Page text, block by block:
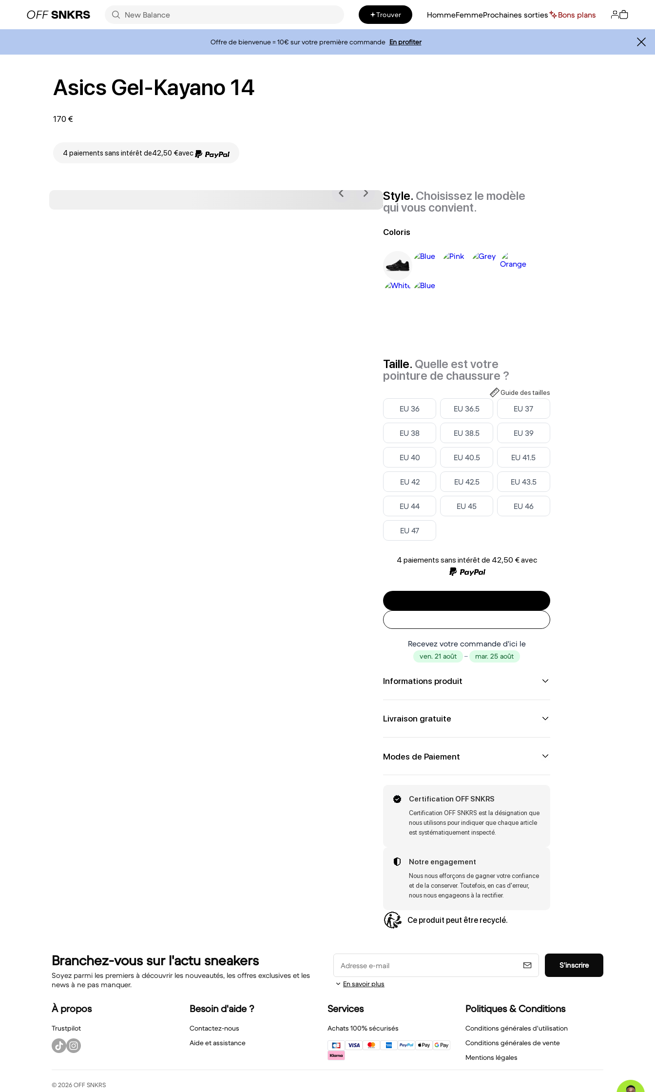
Trouver HommeFemmeProchaines sorties Bons plans
Offre de bienvenue = 10€ sur votre première commande En profiter
Asics Gel-Kayano 14
170 €
4 paiements sans intérêt de42,50 €avec
Style. Choisissez le modèle
qui vous convient.
Coloris
Taille. Quelle est votre
pointure de chaussure ?
Guide des tailles
Select ‎
EU 36 Select ‎
EU 36.5 Select ‎
EU 37
Select ‎
EU 38 Select ‎
EU 38.5 Select ‎
EU 39
Select ‎
EU 40 Select ‎
EU 40.5 Select ‎
EU 41.5
Select ‎
EU 42 Select ‎
EU 42.5 Select ‎
EU 43.5
Select ‎
EU 44 Select ‎
EU 45 Select ‎
EU 46
Select ‎
EU 47
4 paiements sans intérêt de 42,50 €avec
Recevez votre commande d'ici le
ven. 21 août – mar. 25 août
Informations produit
Livraison gratuite
Modes de Paiement
Certification OFF SNKRS
Certification OFF SNKRS est la désignation que
nous utilisons pour indiquer que chaque article
est systématiquement inspecté.
Notre engagement
Nous nous efforçons de gagner votre confiance
et de la conserver. Toutefois, en cas d'erreur,
nous nous engageons à la rectifier.
Ce produit peut être recyclé.
Branchez-vous sur l'actu sneakers
Soyez parmi les premiers à découvrir les nouveautés, les offres exclusives et les
news à ne pas manquer.
Adresse e-mail S'inscrire
En savoir plus
À propos
Trustpilot
Besoin d'aide ?
Contactez-nous
Aide et assistance
Services
Achats 100% sécurisés
Politiques & Conditions
Conditions générales d'utilisation
Conditions générales de vente
Mentions légales
© 2026 OFF SNKRS